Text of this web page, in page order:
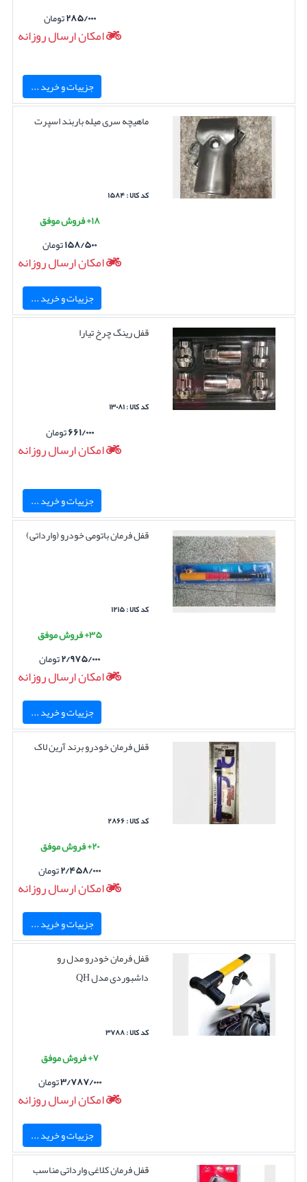
۲۸۵/۰۰۰تومان
امکان ارسال روزانه
جزییات و خرید ...
ماهیچه سری میله باربند اسپرت
کد کالا : ۱۵۸۴
۱۸+ فروش موفق
۱۵۸/۵۰۰تومان
امکان ارسال روزانه
جزییات و خرید ...
قفل رینگ چرخ تیارا
کد کالا : ۱۳۰۸۱
۶۶۱/۰۰۰تومان
امکان ارسال روزانه
جزییات و خرید ...
قفل فرمان باتومی خودرو (وارداتی)
کد کالا : ۱۲۱۵
۳۵+ فروش موفق
۲/۹۷۵/۰۰۰تومان
امکان ارسال روزانه
جزییات و خرید ...
قفل فرمان خودرو برند آرین لاک
کد کالا : ۲۸۶۶
۲۰+ فروش موفق
۲/۴۵۸/۰۰۰تومان
امکان ارسال روزانه
جزییات و خرید ...
قفل فرمان خودرو مدل رو
داشبوردی مدل QH
کد کالا : ۳۷۸۸
۷+ فروش موفق
۳/۷۸۷/۰۰۰تومان
امکان ارسال روزانه
جزییات و خرید ...
قفل فرمان کلاغی وارداتی مناسب